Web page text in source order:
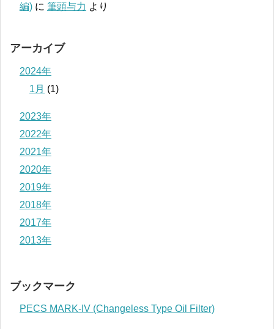
編) に 筆頭与力 より
アーカイブ
2024年
1月 (1)
2023年
2022年
2021年
2020年
2019年
2018年
2017年
2013年
ブックマーク
PECS MARK-IV (Changeless Type Oil Filter)